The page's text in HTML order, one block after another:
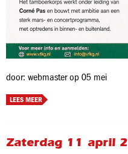
door: webmaster op 05 mei
LEES MEER
Zaterdag 11 april